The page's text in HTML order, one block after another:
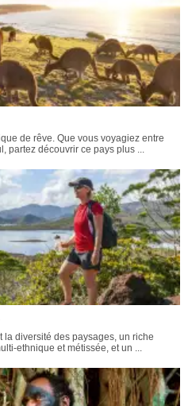
de rêve. Que vous voyagiez entre
partez découvrir ce pays plus ...
la diversité des paysages, un riche
ethnique et métissée, et un ...